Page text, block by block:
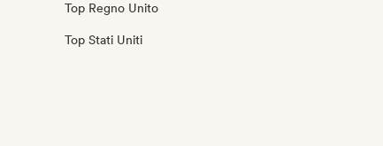
Top Regno Unito
Top Stati Uniti